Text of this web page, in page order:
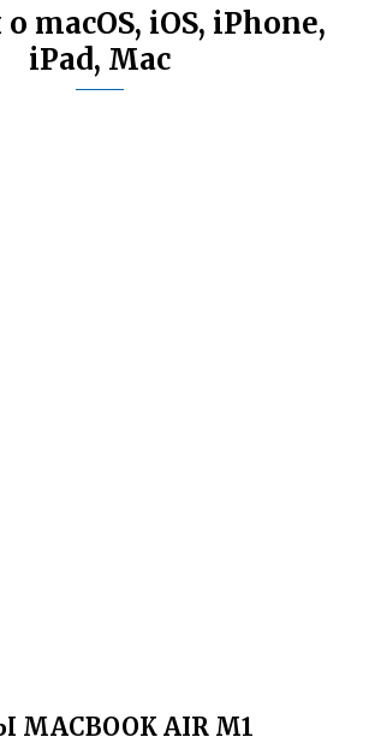
macOS, iOS, iPhone,
iPad, Mac
AIR M1